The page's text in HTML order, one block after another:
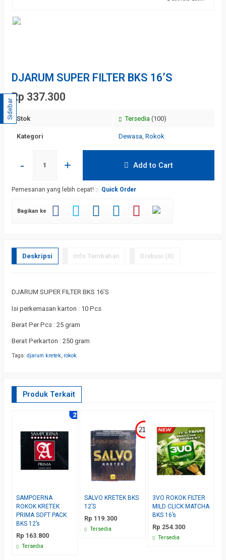
DJARUM SUPER FILTER BKS 16’S
Rp 337.300
Stok Tersedia (100)
Kategori Dewasa, Rokok
- + Add to Cart
Pemesanan yang lebih cepat! Quick Order
Bagikan ke
Deskripsi Info Tambahan Diskusi (0)
DJARUM SUPER FILTER BKS 16’S
Isi perkemasan karton : 10 Pcs
Berat Per Pcs : 25 gram
Berat Perkarton : 250 gram
Tags: djarum kretek, rokok
Produk Terkait
SAMPOERNA
ROKOK KRETEK
PRIMA SOFT PACK
BKS 12’s
Rp 163.800
Tersedia
SALVO KRETEK BKS
12’S
Rp 119.300
Tersedia
3VO ROKOK FILTER
MILD CLICK MATCHA
BKS 16’s
Rp 254.300
Tersedia
Sidebar